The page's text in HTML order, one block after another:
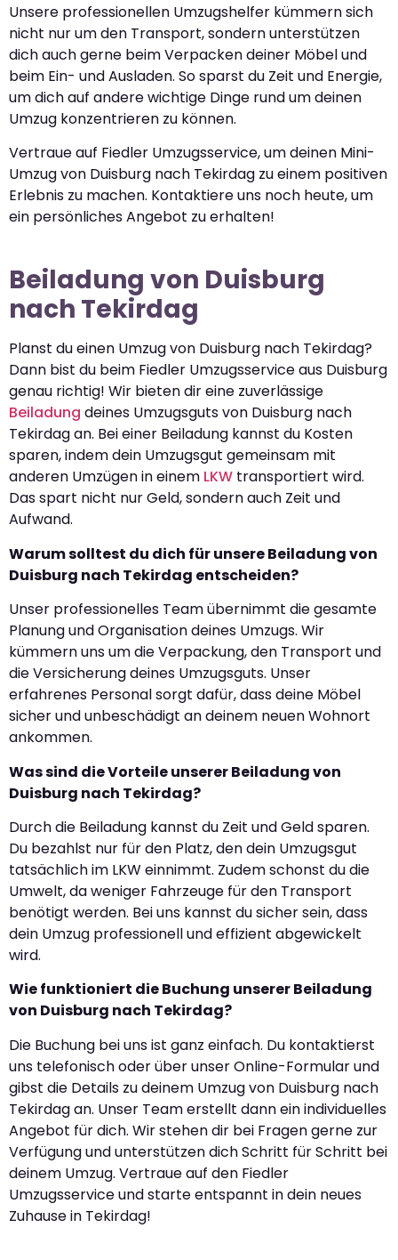
Unsere professionellen Umzugshelfer kümmern sich
nicht nur um den Transport, sondern unterstützen
dich auch gerne beim Verpacken deiner Möbel und
beim Ein- und Ausladen. So sparst du Zeit und Energie,
um dich auf andere wichtige Dinge rund um deinen
Umzug konzentrieren zu können.
Vertraue auf Fiedler Umzugsservice, um deinen Mini-
Umzug von Duisburg nach Tekirdag zu einem positiven
Erlebnis zu machen. Kontaktiere uns noch heute, um
ein persönliches Angebot zu erhalten!
Beiladung von Duisburg
nach Tekirdag
Planst du einen Umzug von Duisburg nach Tekirdag?
Dann bist du beim Fiedler Umzugsservice aus Duisburg
genau richtig! Wir bieten dir eine zuverlässige
Beiladung deines Umzugsguts von Duisburg nach
Tekirdag an. Bei einer Beiladung kannst du Kosten
sparen, indem dein Umzugsgut gemeinsam mit
anderen Umzügen in einem LKW transportiert wird.
Das spart nicht nur Geld, sondern auch Zeit und
Aufwand.
Warum solltest du dich für unsere Beiladung von
Duisburg nach Tekirdag entscheiden?
Unser professionelles Team übernimmt die gesamte
Planung und Organisation deines Umzugs. Wir
kümmern uns um die Verpackung, den Transport und
die Versicherung deines Umzugsguts. Unser
erfahrenes Personal sorgt dafür, dass deine Möbel
sicher und unbeschädigt an deinem neuen Wohnort
ankommen.
Was sind die Vorteile unserer Beiladung von
Duisburg nach Tekirdag?
Durch die Beiladung kannst du Zeit und Geld sparen.
Du bezahlst nur für den Platz, den dein Umzugsgut
tatsächlich im LKW einnimmt. Zudem schonst du die
Umwelt, da weniger Fahrzeuge für den Transport
benötigt werden. Bei uns kannst du sicher sein, dass
dein Umzug professionell und effizient abgewickelt
wird.
Wie funktioniert die Buchung unserer Beiladung
von Duisburg nach Tekirdag?
Die Buchung bei uns ist ganz einfach. Du kontaktierst
uns telefonisch oder über unser Online-Formular und
gibst die Details zu deinem Umzug von Duisburg nach
Tekirdag an. Unser Team erstellt dann ein individuelles
Angebot für dich. Wir stehen dir bei Fragen gerne zur
Verfügung und unterstützen dich Schritt für Schritt bei
deinem Umzug. Vertraue auf den Fiedler
Umzugsservice und starte entspannt in dein neues
Zuhause in Tekirdag!